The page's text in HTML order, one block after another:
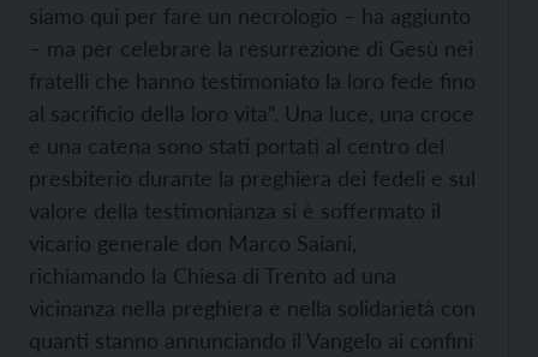
siamo qui per fare un necrologio – ha aggiunto
– ma per celebrare la resurrezione di Gesù nei
fratelli che hanno testimoniato la loro fede fino
al sacrificio della loro vita”. Una luce, una croce
e una catena sono stati portati al centro del
presbiterio durante la preghiera dei fedeli e sul
valore della testimonianza si è soffermato il
vicario generale don Marco Saiani,
richiamando la Chiesa di Trento ad una
vicinanza nella preghiera e nella solidarietà con
quanti stanno annunciando il Vangelo ai confini